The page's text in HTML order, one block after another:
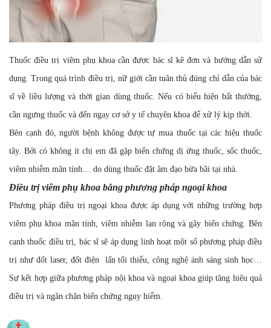
Thuốc điều trị viêm phụ khoa cần được bác sĩ kê đơn và hướng dẫn sử
dụng. Trong quá trình điều trị, nữ giới cần tuân thủ đúng chỉ dẫn của bác
sĩ về liều lượng và thời gian dùng thuốc. Nếu có biểu hiện bất thường,
cần ngưng thuốc và đến ngay cơ sở y tế chuyên khoa để xử lý kịp thời.
Bên cạnh đó, người bệnh không được tự mua thuốc tại các hiệu thuốc
tây. Bởi có không ít chị em đã gặp biến chứng dị ứng thuốc, sốc thuốc,
viêm nhiễm mãn tính… do dùng thuốc đặt âm đạo bừa bãi tại nhà.
Điều trị viêm phụ khoa bằng phương pháp ngoại khoa
Phương pháp điều trị ngoại khoa được áp dụng với những trường hợp
viêm phụ khoa mãn tính, viêm nhiễm lan rộng và gây biến chứng. Bên
cạnh thuốc điều trị, bác sĩ sẽ áp dụng linh hoạt một số phương pháp điều
trị như đốt laser, đốt điện lấn tối thiểu, công nghệ ánh sáng sinh học…
Sự kết hợp giữa phương pháp nội khoa và ngoại khoa giúp tăng hiệu quả
điều trị và ngăn chặn biến chứng nguy hiểm.